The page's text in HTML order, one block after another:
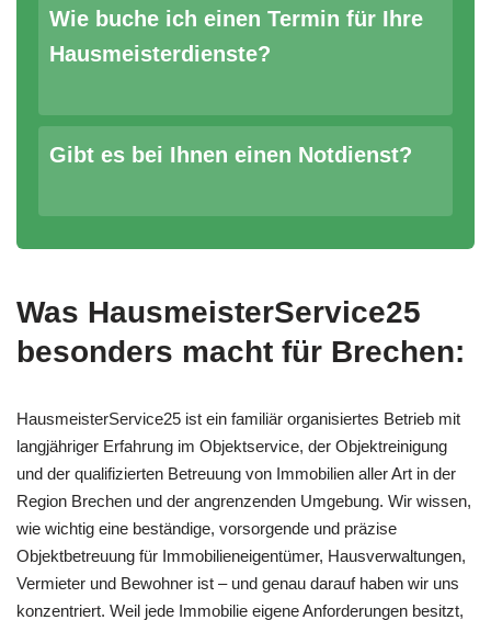
Wie buche ich einen Termin für Ihre
Hausmeisterdienste?
Gibt es bei Ihnen einen Notdienst?
Was HausmeisterService25
besonders macht für Brechen:
HausmeisterService25 ist ein familiär organisiertes Betrieb mit
langjähriger Erfahrung im Objektservice, der Objektreinigung
und der qualifizierten Betreuung von Immobilien aller Art in der
Region Brechen und der angrenzenden Umgebung. Wir wissen,
wie wichtig eine beständige, vorsorgende und präzise
Objektbetreuung für Immobilieneigentümer, Hausverwaltungen,
Vermieter und Bewohner ist – und genau darauf haben wir uns
konzentriert. Weil jede Immobilie eigene Anforderungen besitzt,